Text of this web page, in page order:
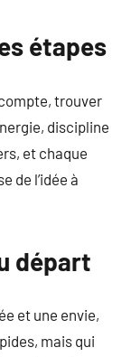
étapes
trouver
discipline
et chaque
de l’idée à
départ
et une envie,
mais qui